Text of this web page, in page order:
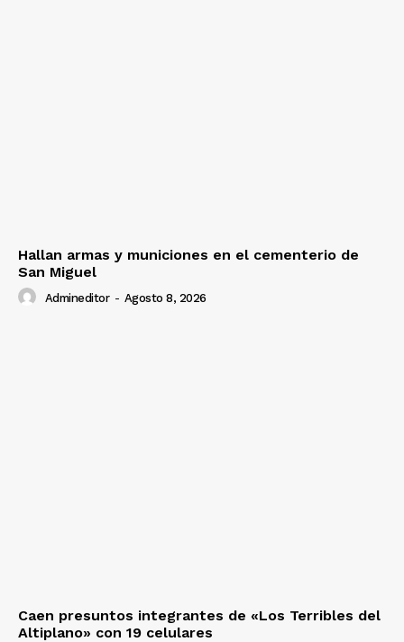
Hallan armas y municiones en el cementerio de
San Miguel
Admineditor - Agosto 8, 2026
Caen presuntos integrantes de «Los Terribles del
Altiplano» con 19 celulares